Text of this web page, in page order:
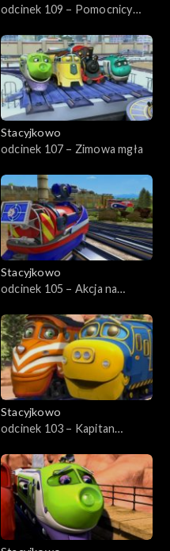
odcinek 109 – Pomocnicy
Stacyjkowo
odcinek 107 – Zimowa mgła
Stacyjkowo
odcinek 105 – Akcja na
Stacyjkowo
odcinek 103 – Kapitan